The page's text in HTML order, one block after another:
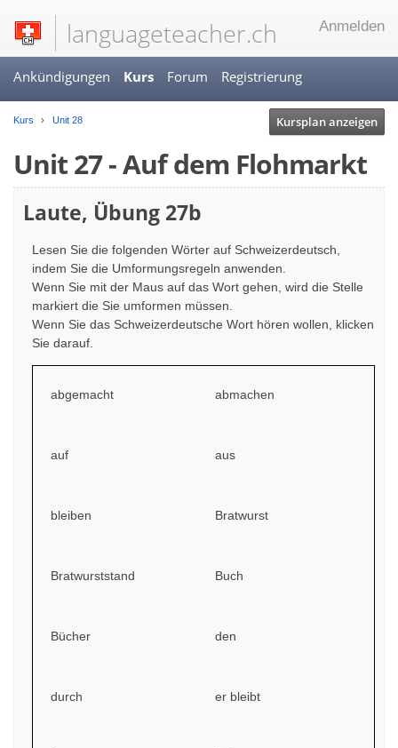
languageteacher.ch Anmelden
Ankündigungen Kurs Forum Registrierung
Kursplan anzeigen
Kurs Unit 28
Unit 27 - Auf dem Flohmarkt
Laute, Übung 27b
Lesen Sie die folgenden Wörter auf Schweizerdeutsch,
indem Sie die Umformungsregeln anwenden.
Wenn Sie mit der Maus auf das Wort gehen, wird die Stelle
markiert die Sie umformen müssen.
Wenn Sie das Schweizerdeutsche Wort hören wollen, klicken
Sie darauf.
abgemacht abmachen
auf aus
bleiben Bratwurst
Bratwurststand Buch
Bücher den
durch er bleibt